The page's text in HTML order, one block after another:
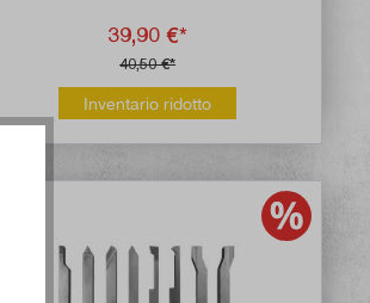
39,90 €*
40,50 €*
Inventario ridotto